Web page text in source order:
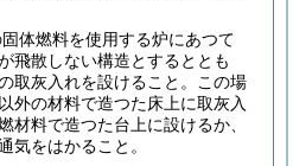
固体燃料を使用する炉にあつて
飛散しない構造とするととも
取灰入れを設けること。
この場
外の材料で造つた床上に取灰入
材料で造つた台上に設けるか、
気をはかること。